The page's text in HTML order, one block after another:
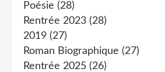
Poésie (28)
Rentrée 2023 (28)
2019 (27)
Roman Biographique (27)
Rentrée 2025 (26)